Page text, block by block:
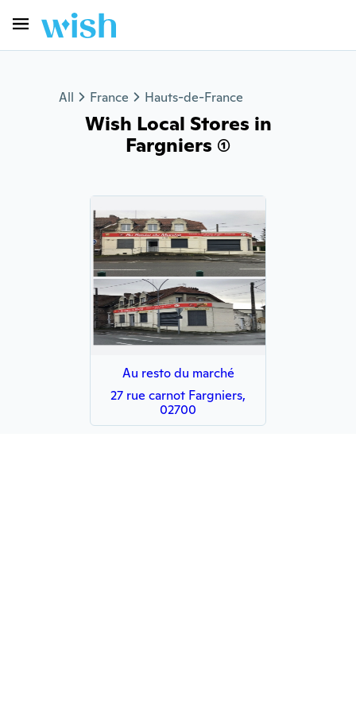
All France Hauts-de-France
Wish Local Stores in
Fargniers (1)
Au resto du marché
27 rue carnot Fargniers,
02700